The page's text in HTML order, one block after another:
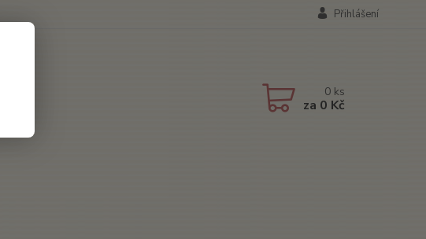
Přihlášení
0 ks
za 0 Kč